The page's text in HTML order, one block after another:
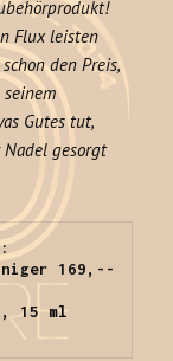
Flux leisten
den Preis,
Gutes tut,
gesorgt
169,--
15 ml